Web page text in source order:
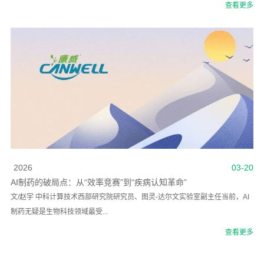
查看更多
03-20
2026
AI制药的破局点：从“效率竞赛”到“疾病认知革命”
文/赵宇 中科计算技术西部研究院研究员、图灵-达尔文实验室副主任当前，AI
制药无疑是生物科技领域最受...
查看更多